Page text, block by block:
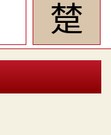
䠂